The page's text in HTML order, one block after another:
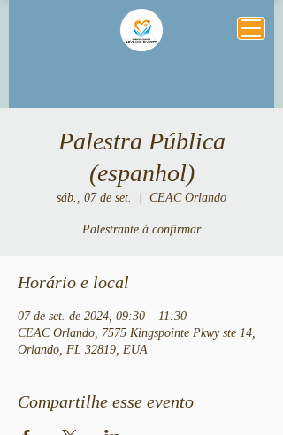
Palestra Pública
(espanhol)
sáb., 07 de set. CEAC Orlando
Palestrante à confirmar
Horário e local
07 de set. de 2024, 09:30 – 11:30
CEAC Orlando, 7575 Kingspointe Pkwy ste 14,
Orlando, FL 32819, EUA
Compartilhe esse evento